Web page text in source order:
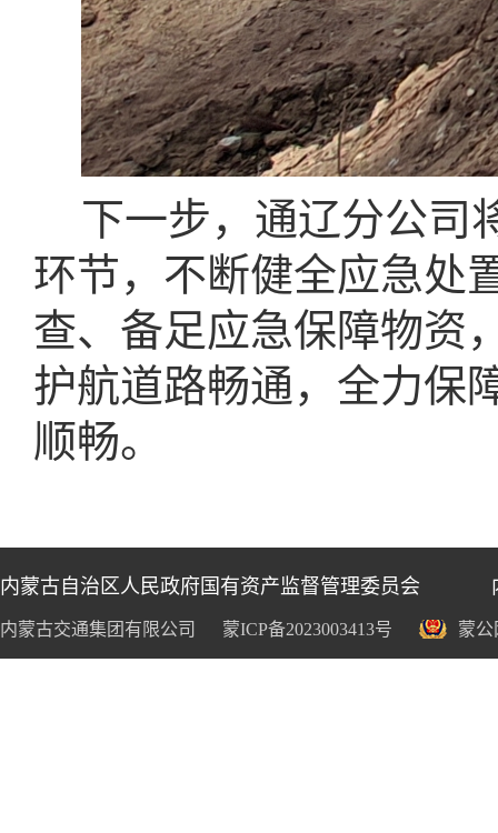
下一步，通辽分公司
环节，不断健全应急处
查、备足应急保障物资
护航道路畅通，全力保
顺畅。
内蒙古自治区人民政府国有资产监督管理委员会
内蒙古交通集团有限公司 蒙ICP备2023003413号 蒙公